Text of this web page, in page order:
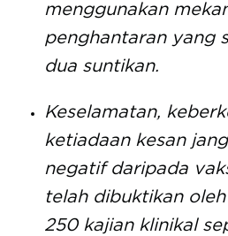
menggunakan
penghantaran yang
dua suntikan.
Keselamatan,
ketiadaan kesan
negatif daripada
telah dibuktikan
250 kajian klinikal